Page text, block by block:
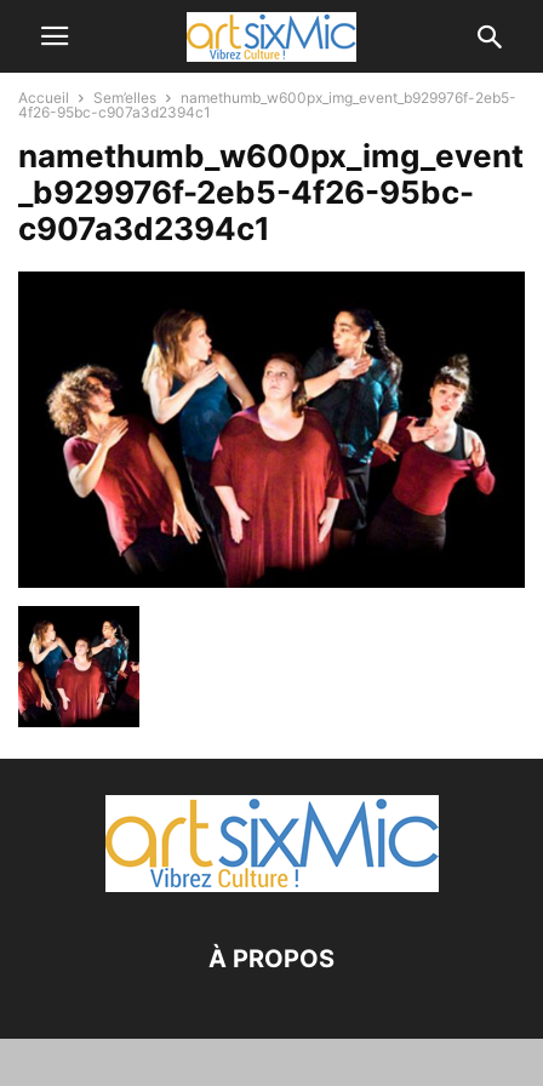
Accueil Sem’elles
namethumb_w600px_img_event_b929976f-2eb5-
4f26-95bc-c907a3d2394c1
namethumb_w600px_img_event
_b929976f-2eb5-4f26-95bc-
c907a3d2394c1
À PROPOS